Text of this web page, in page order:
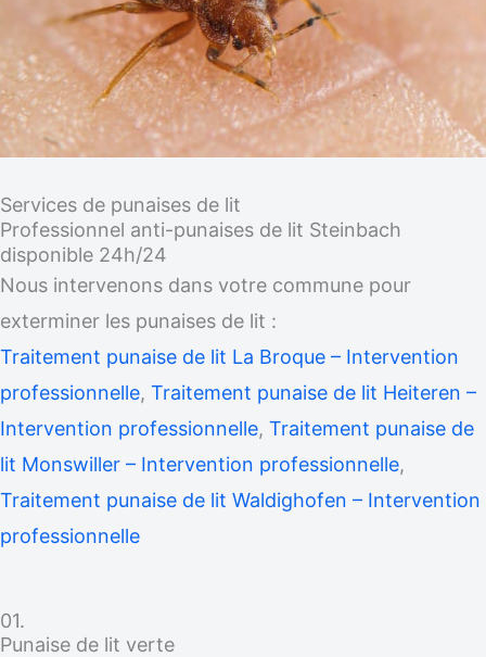
Services de punaises de lit
Professionnel anti-punaises de lit Steinbach
disponible 24h/24
Nous intervenons dans votre commune pour
exterminer les punaises de lit :
Traitement punaise de lit La Broque – Intervention
professionnelle, Traitement punaise de lit Heiteren –
Intervention professionnelle, Traitement punaise de
lit Monswiller – Intervention professionnelle,
Traitement punaise de lit Waldighofen – Intervention
professionnelle
01.
Punaise de lit verte